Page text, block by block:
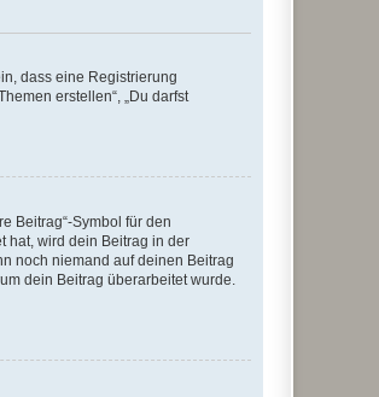
dass eine Registrierung
erstellen“, „Du darfst
Beitrag“-Symbol für den
hat, wird dein Beitrag in der
noch niemand auf deinen Beitrag
dein Beitrag überarbeitet wurde.